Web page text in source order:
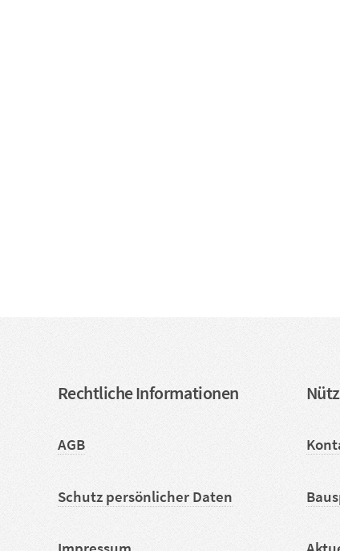
Rechtliche Informationen
AGB
Schutz persönlicher Daten